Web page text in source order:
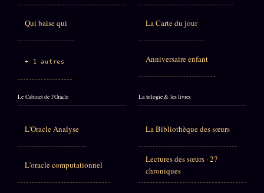
Qui baise qui
+ 1 autres
La Carte du jour
Anniversaire enfant
Le Cabinet de l'Oracle
L'Oracle Analyse
L'oracle computationnel
La trilogie & les livres
La Bibliothèque des sœurs
Lectures des sœurs · 27
chroniques